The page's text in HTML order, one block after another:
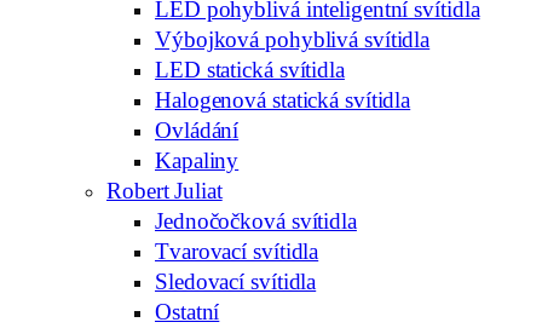
LED pohyblivá inteligentní svítidla
Výbojková pohyblivá svítidla
LED statická svítidla
Halogenová statická svítidla
Ovládání
Kapaliny
Robert Juliat
Jednočočková svítidla
Tvarovací svítidla
Sledovací svítidla
Ostatní